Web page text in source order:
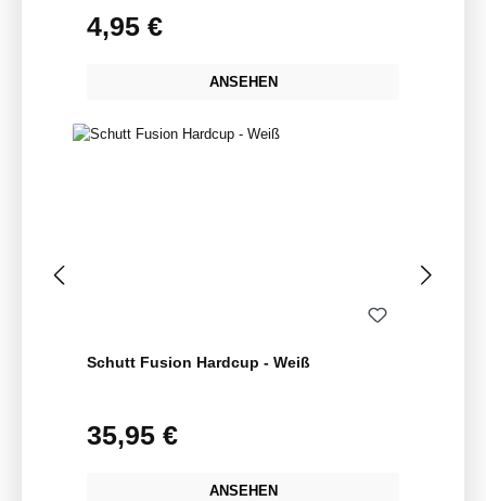
Regulärer Preis:
4,95 €
ANSEHEN
Schutt Fusion Hardcup - Weiß
Regulärer Preis:
35,95 €
ANSEHEN